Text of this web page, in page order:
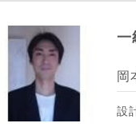
一
岡
設
お